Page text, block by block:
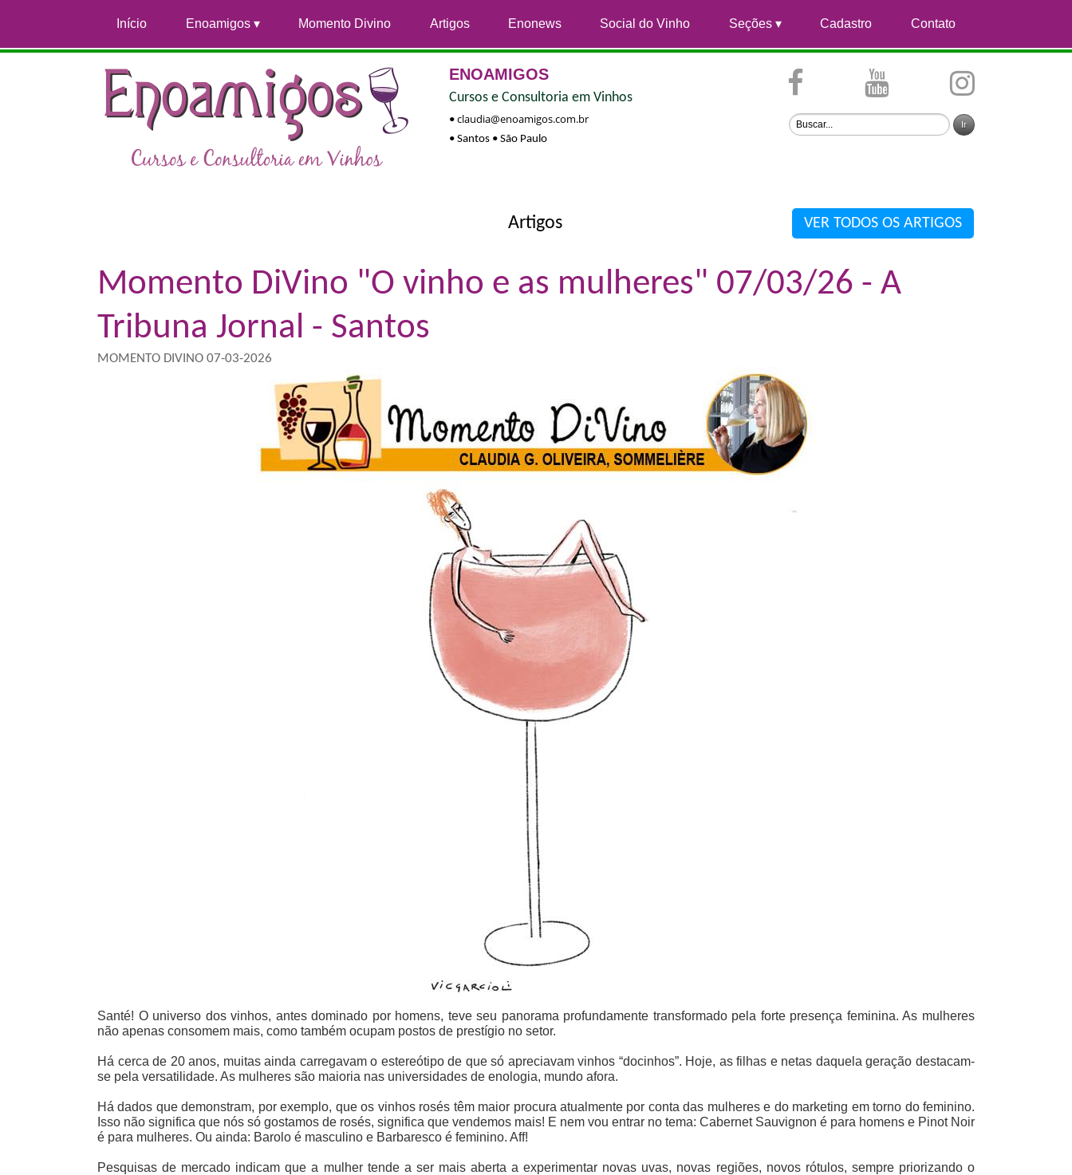
Início Enoamigos Momento Divino Artigos Enonews Social do Vinho Seções Cadastro Contato
ENOAMIGOS
Cursos e Consultoria em Vinhos
• claudia@enoamigos.com.br
• Santos • São Paulo
Artigos VER TODOS OS ARTIGOS
Momento DiVino "O vinho e as mulheres" 07/03/26 - A
Tribuna Jornal - Santos
MOMENTO DIVINO 07-03-2026
Santé! O universo dos vinhos, antes dominado por homens, teve seu panorama profundamente transformado pela forte presença feminina. As mulheres
não apenas consomem mais, como também ocupam postos de prestígio no setor.
Há cerca de 20 anos, muitas ainda carregavam o estereótipo de que só apreciavam vinhos “docinhos”. Hoje, as filhas e netas daquela geração destacam-
se pela versatilidade. As mulheres são maioria nas universidades de enologia, mundo afora.
Há dados que demonstram, por exemplo, que os vinhos rosés têm maior procura atualmente por conta das mulheres e do marketing em torno do feminino.
Isso não significa que nós só gostamos de rosés, significa que vendemos mais! E nem vou entrar no tema: Cabernet Sauvignon é para homens e Pinot Noir
é para mulheres. Ou ainda: Barolo é masculino e Barbaresco é feminino. Aff!
Pesquisas de mercado indicam que a mulher tende a ser mais aberta a experimentar novas uvas, novas regiões, novos rótulos, sempre priorizando o